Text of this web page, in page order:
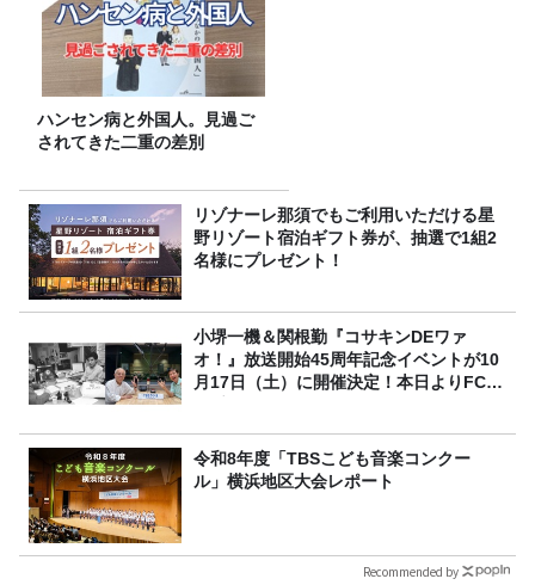
ハンセン病と外国人。見過ご
されてきた二重の差別
リゾナーレ那須でもご利用いただける星
野リゾート宿泊ギフト券が、抽選で1組2
名様にプレゼント！
小堺一機＆関根勤『コサキンDEワァ
オ！』放送開始45周年記念イベントが10
月17日（土）に開催決定！本日よりFC先
令和8年度「TBSこども音楽コンクー
ル」横浜地区大会レポート
Recommended by